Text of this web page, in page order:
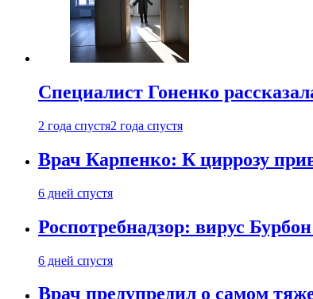
Специалист Гоненко
2 года спустя2 года спустя
Врач Карпенко: К циррозу
6 дней спустя
Роспотребнадзор: вирус
6 дней спустя
Врач предупредил о самом